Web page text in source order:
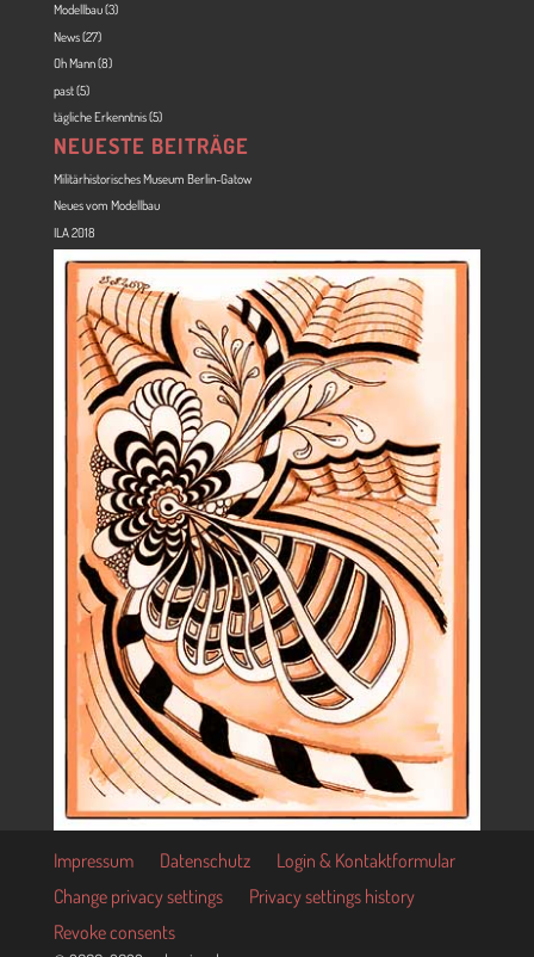
Modellbau(3)
News(27)
Oh Mann(8)
past(5)
tägliche Erkenntnis(5)
NEUESTE BEITRÄGE
Militärhistorisches Museum Berlin-Gatow
Neues vom Modellbau
ILA 2018
Impressum Datenschutz
Login & Kontaktformular
Change privacy settings
Privacy settings history
Revoke consents